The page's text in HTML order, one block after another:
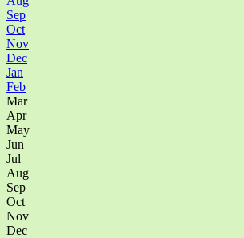
Sep
Oct
Nov
Dec
Jan
Feb
Mar
Apr
May
Jun
Jul
Aug
Sep
Oct
Nov
Dec